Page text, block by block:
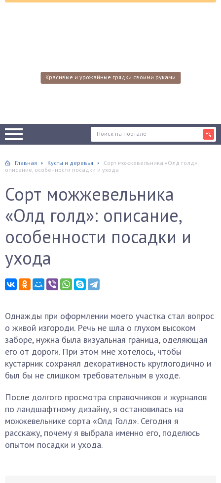
Красивые и урожайные грядки своими руками
Главная Кусты и деревья
Сорт можжевельника «Олд голд»:
описание, особенности посадки и ухода
Сорт можжевельника
«Олд голд»: описание,
особенности посадки и
ухода
Однажды при оформлении моего участка стал вопрос
о живой изгороди. Речь не шла о глухом высоком
заборе, нужна была визуальная граница, оделяющая
его от дороги. При этом мне хотелось, чтобы
кустарник сохранял декоративность круглогодично и
был бы не слишком требовательным в уходе.
После долгого просмотра справочников и журналов
по ландшафтному дизайну, я остановилась на
можжевельнике сорта «Олд Голд». Сегодня я
расскажу, почему я выбрала именно его, поделюсь
опытом посадки и ухода.